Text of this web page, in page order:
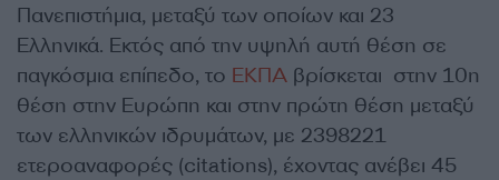
Πανεπιστήμια, μεταξύ των οποίων και 23
Ελληνικά. Εκτός από την υψηλή αυτή θέση σε
παγκόσμια επίπεδο, το ΕΚΠΑ βρίσκεται στην 10η
θέση στην Ευρώπη και στην πρώτη θέση μεταξύ
των ελληνικών ιδρυμάτων, με 2398221
ετεροαναφορές (citations), έχοντας ανέβει 45